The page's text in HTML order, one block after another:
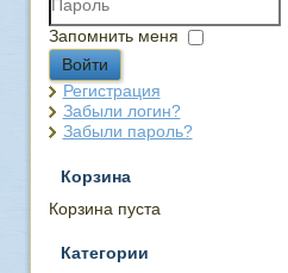
Запомнить меня
Войти
Регистрация
Забыли логин?
Забыли пароль?
Корзина
Корзина пуста
Категории